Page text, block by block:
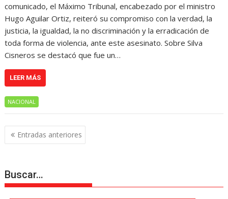
comunicado, el Máximo Tribunal, encabezado por el ministro
Hugo Aguilar Ortiz, reiteró su compromiso con la verdad, la
justicia, la igualdad, la no discriminación y la erradicación de
toda forma de violencia, ante este asesinato. Sobre Silva
Cisneros se destacó que fue un…
LEER MÁS
NACIONAL
Navegación
de
Entradas anteriores
Buscar…